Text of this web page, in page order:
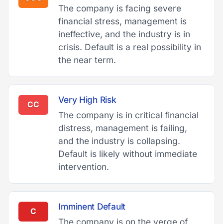
The company is facing severe
financial stress, management is
ineffective, and the industry is in
crisis. Default is a real possibility in
the near term.
CC
Very High Risk
The company is in critical financial
distress, management is failing,
and the industry is collapsing.
Default is likely without immediate
intervention.
C
Imminent Default
The company is on the verge of